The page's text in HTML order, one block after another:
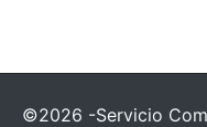
©2026 -Servicio